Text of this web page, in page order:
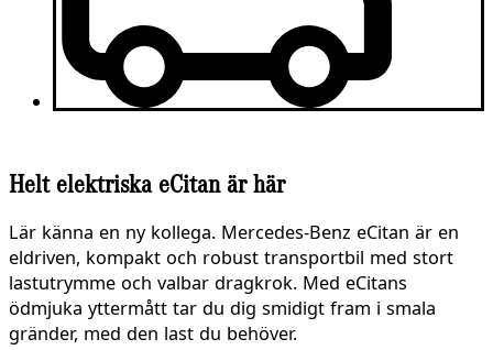
Helt elektriska eCitan är här
Lär känna en ny kollega. Mercedes-Benz eCitan är en
eldriven, kompakt och robust transportbil med stort
lastutrymme och valbar dragkrok. Med eCitans
ödmjuka yttermått tar du dig smidigt fram i smala
gränder, med den last du behöver.